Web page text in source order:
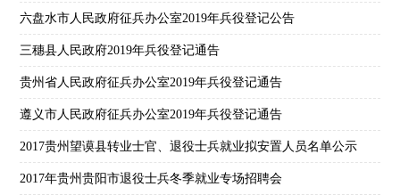
六盘水市人民政府征兵办公室2019年兵役登记公告
三穗县人民政府2019年兵役登记通告
贵州省人民政府征兵办公室2019年兵役登记通告
遵义市人民政府征兵办公室2019年兵役登记通告
2017贵州望谟县转业士官、退役士兵就业拟安置人员名单公示
2017年贵州贵阳市退役士兵冬季就业专场招聘会